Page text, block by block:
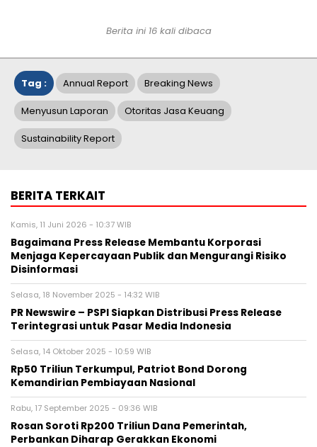
Berita ini 16 kali dibaca
Tag : Annual Report Breaking News
Menyusun Laporan Otoritas Jasa Keuang
Sustainability Report
BERITA TERKAIT
Kamis, 11 Juni 2026 - 10:37 WIB
Bagaimana Press Release Membantu Korporasi
Menjaga Kepercayaan Publik dan Mengurangi Risiko
Disinformasi
Selasa, 18 November 2025 - 14:32 WIB
PR Newswire – PSPI Siapkan Distribusi Press Release
Terintegrasi untuk Pasar Media Indonesia
Selasa, 14 Oktober 2025 - 10:59 WIB
Rp50 Triliun Terkumpul, Patriot Bond Dorong
Kemandirian Pembiayaan Nasional
Rabu, 17 September 2025 - 09:36 WIB
Rosan Soroti Rp200 Triliun Dana Pemerintah,
Perbankan Diharap Gerakkan Ekonomi